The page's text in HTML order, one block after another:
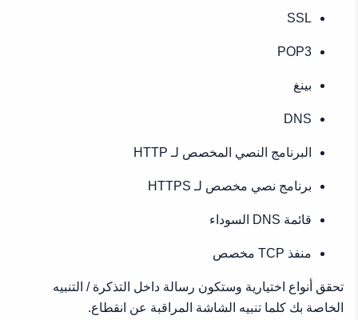
SSL
POP3
بينغ
DNS
البرنامج النصي المخصص لـ HTTP
برنامج نصي مخصص لـ HTTPS
قائمة DNS السوداء
منفذ TCP مخصص
تحقق أنواع اختيارية وستكون رسالة داخل التذكرة / التنبيه
الخاصة بك كلما تنبيه الشاشة المراقبة عن انقطاع.